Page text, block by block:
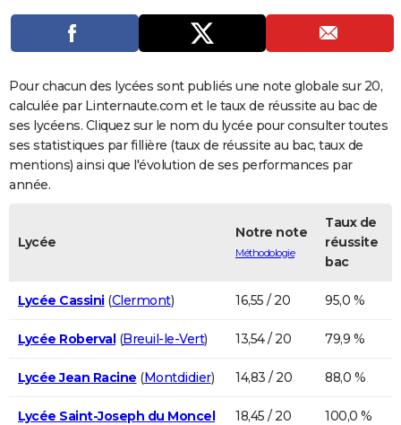
COPAINS D'AVANT
FORUM
Bricolage
Lifestyle
Culture
Television
Voyage
Cinema
Pour chacun des lycées sont publiés une note globale sur 20,
calculée par Linternaute.com et le taux de réussite au bac de
ses lycéens. Cliquez sur le nom du lycée pour consulter toutes
ses statistiques par fillière (taux de réussite au bac, taux de
mentions) ainsi que l'évolution de ses performances par
année.
Lycée
Notre note
Méthodologie
Taux de
réussite
bac
Lycée Cassini(Clermont) 16,55 / 20 95,0 %
Lycée Roberval(Breuil-le-Vert) 13,54 / 20 79,9 %
Lycée Jean Racine (Montdidier) 14,83 / 20 88,0 %
Lycée Saint-Joseph du Moncel
18,45 / 20 100,0 %